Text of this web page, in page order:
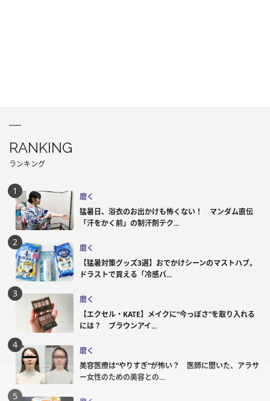
RANKING
ランキング
磨く
猛暑日、浴衣のお出かけも怖くない！ マンダム直伝
「汗をかく前」の制汗剤テク...
磨く
【猛暑対策グッズ3選】おでかけシーンのマストハブ。
ドラストで買える「冷感パ...
磨く
【エクセル・KATE】メイクに“今っぽさ”を取り入れる
には？ ブラウンアイ...
磨く
美容医療は“やりすぎ”が怖い？ 医師に聞いた、アラサ
ー女性のための美容との...